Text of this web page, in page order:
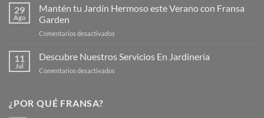
de
de
Plantas
29
Ago
Mantén tu Jardín Hermoso este Verano con Fransa
Garden
Comentarios desactivados
tu
11
Jul
Descubre Nuestros Servicios En Jardinería
Comentarios desactivados
¿POR QUÉ FRANSA?